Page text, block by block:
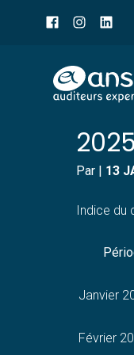
Aller
au
2025
Par | 13
Indice du
Janvier
Février